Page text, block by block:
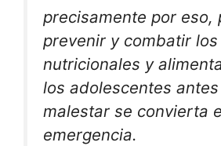
precisamente por eso,
prevenir y combatir
nutricionales y
los adolescentes
malestar se convierta
emergencia.